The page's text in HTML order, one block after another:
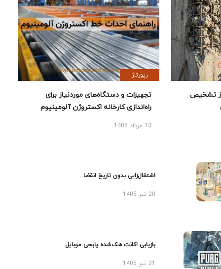
تشخیص
رپورتاژ
تجهیزات و دستگاه‌های موردنیاز برای
راه‌اندازی کارخانه اکستروژن آلومینیوم
13 مرداد 1405
اشتغال‌زایی بدون تاریخ انقضا
20 تیر 1405
بازیابی اکانت هک‌شده پابجی موبایل